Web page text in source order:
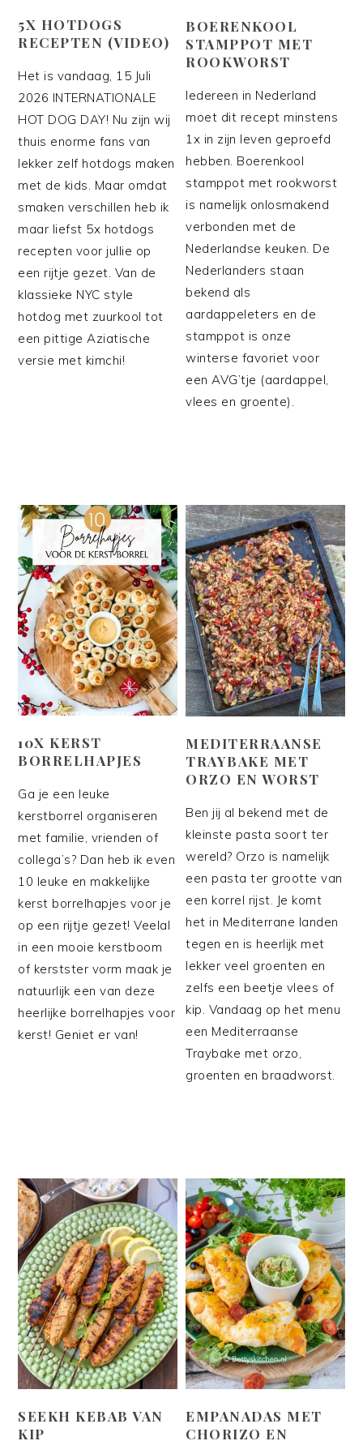
5X HOTDOGS
RECEPTEN (VIDEO)
Het is vandaag, 15 Juli
2026 INTERNATIONALE
HOT DOG DAY! Nu zijn wij
thuis enorme fans van
lekker zelf hotdogs maken
met de kids. Maar omdat
smaken verschillen heb ik
maar liefst 5x hotdogs
recepten voor jullie op
een rijtje gezet. Van de
klassieke NYC style
hotdog met zuurkool tot
een pittige Aziatische
versie met kimchi!
BOERENKOOL
STAMPPOT MET
ROOKWORST
Iedereen in Nederland
moet dit recept minstens
1x in zijn leven geproefd
hebben. Boerenkool
stamppot met rookworst
is namelijk onlosmakend
verbonden met de
Nederlandse keuken. De
Nederlanders staan
bekend als
aardappeleters en de
stamppot is onze
winterse favoriet voor
een AVG’tje (aardappel,
vlees en groente).
10X KERST
BORRELHAPJES
Ga je een leuke
kerstborrel organiseren
met familie, vrienden of
collega’s? Dan heb ik even
10 leuke en makkelijke
kerst borrelhapjes voor je
op een rijtje gezet! Veelal
in een mooie kerstboom
of kerstster vorm maak je
natuurlijk een van deze
heerlijke borrelhapjes voor
kerst! Geniet er van!
MEDITERRAANSE
TRAYBAKE MET
ORZO EN WORST
Ben jij al bekend met de
kleinste pasta soort ter
wereld? Orzo is namelijk
een pasta ter grootte van
een korrel rijst. Je komt
het in Mediterrane landen
tegen en is heerlijk met
lekker veel groenten en
zelfs een beetje vlees of
kip. Vandaag op het menu
een Mediterraanse
Traybake met orzo,
groenten en braadworst.
SEEKH KEBAB VAN
KIP
EMPANADAS MET
CHORIZO EN